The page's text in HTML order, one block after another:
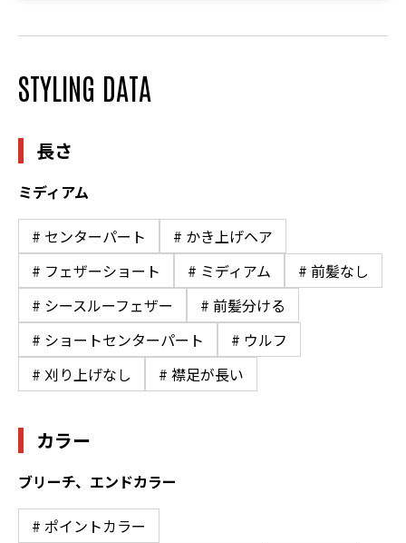
STYLING DATA
長さ
ミディアム
# センターパート
# かき上げヘア
# フェザーショート
# ミディアム
# 前髪なし
# シースルーフェザー
# 前髪分ける
# ショートセンターパート
# ウルフ
# 刈り上げなし
# 襟足が長い
カラー
ブリーチ、エンドカラー
# ポイントカラー